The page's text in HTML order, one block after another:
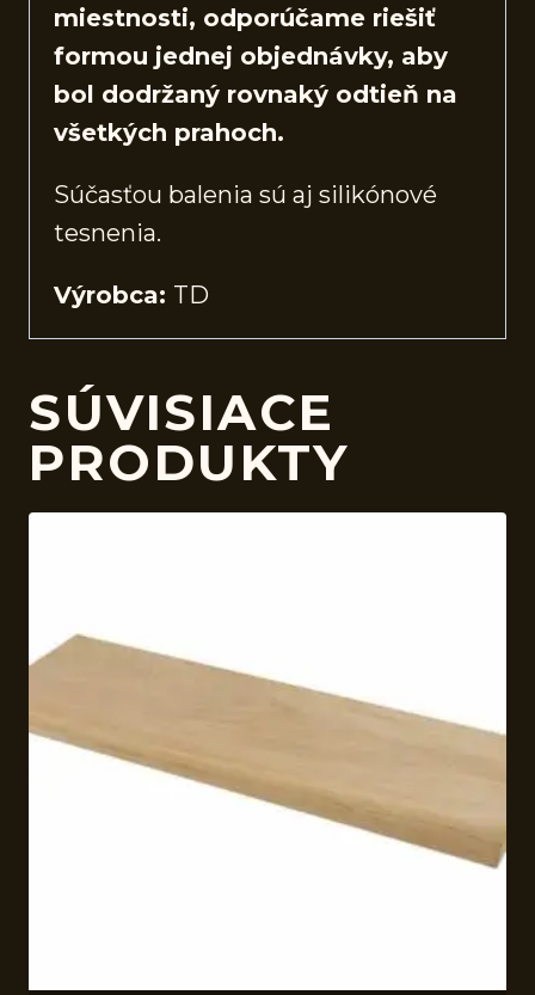
miestnosti, odporúčame riešiť
formou jednej objednávky, aby
bol dodržaný rovnaký odtieň na
všetkých prahoch.
Súčasťou balenia sú aj silikónové
tesnenia.
Výrobca: TD
SÚVISIACE
PRODUKTY